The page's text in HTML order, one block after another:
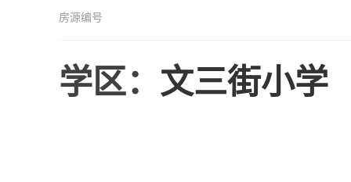
房源编号
学区： 文三街小学